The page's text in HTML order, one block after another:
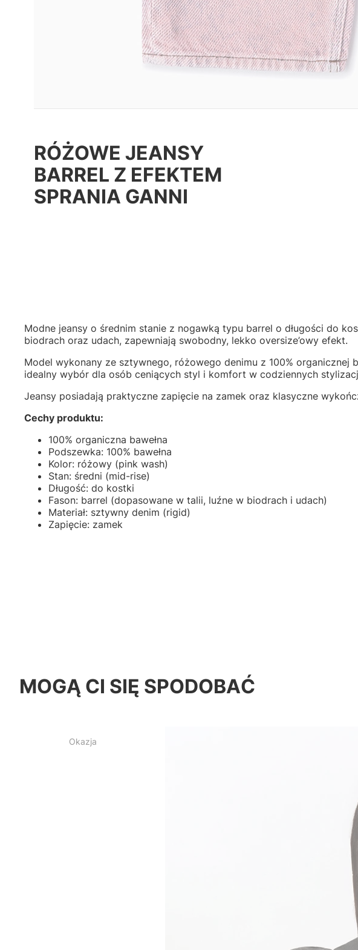
RÓŻOWE JEANSY
BARREL Z EFEKTEM
SPRANIA GANNI
Modne jeansy o średnim stanie z nogawką typu barrel o długości do
biodrach oraz udach, zapewniają swobodny, lekko oversize’owy efekt.
Model wykonany ze sztywnego, różowego denimu z 100% organicznej
idealny wybór dla osób ceniących styl i komfort w codziennych
Jeansy posiadają praktyczne zapięcie na zamek oraz klasyczne
Cechy produktu:
100% organiczna bawełna
Podszewka: 100% bawełna
Kolor: różowy (pink wash)
Stan: średni (mid-rise)
Długość: do kostki
Fason: barrel (dopasowane w talii, luźne w biodrach i udach)
Materiał: sztywny denim (rigid)
Zapięcie: zamek
MOGĄ CI SIĘ SPODOBAĆ
Okazja